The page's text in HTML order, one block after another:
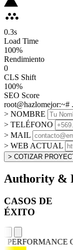
0.3s
Load Time
100%
Rendimiento
0
CLS Shift
100%
SEO Score
root@hazlomejor:~#
> NOMBRE
> TELÉFONO
> MAIL
> WEB ACTUAL
> COTIZAR
Authority &
CASOS DE
ÉXITO
PERFORMANCE